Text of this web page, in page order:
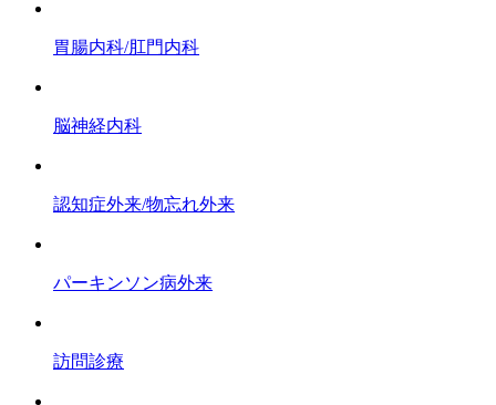
胃腸内科/肛門内科
脳神経内科
認知症外来/物忘れ外来
パーキンソン病外来
訪問診療